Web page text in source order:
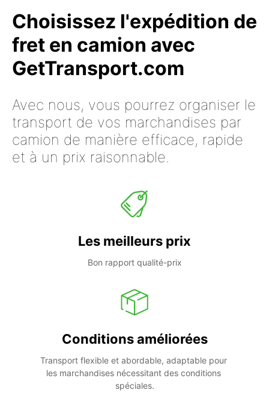
Choisissez l'expédition de
fret en camion avec
GetTransport.com
Avec nous, vous pourrez organiser le
transport de vos marchandises par
camion de manière efficace, rapide
et à un prix raisonnable.
Les meilleurs prix
Bon rapport qualité-prix
Conditions améliorées
Transport flexible et abordable, adaptable pour
les marchandises nécessitant des conditions
spéciales.